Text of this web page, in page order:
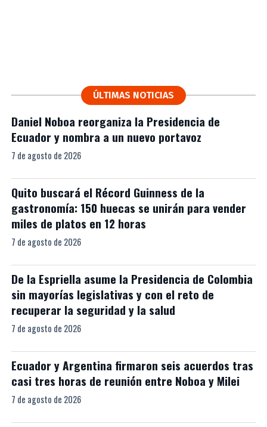
ÚLTIMAS NOTICIAS
Daniel Noboa reorganiza la Presidencia de
Ecuador y nombra a un nuevo portavoz
7 de agosto de 2026
Quito buscará el Récord Guinness de la
gastronomía: 150 huecas se unirán para vender
miles de platos en 12 horas
7 de agosto de 2026
De la Espriella asume la Presidencia de Colombia
sin mayorías legislativas y con el reto de
recuperar la seguridad y la salud
7 de agosto de 2026
Ecuador y Argentina firmaron seis acuerdos tras
casi tres horas de reunión entre Noboa y Milei
7 de agosto de 2026